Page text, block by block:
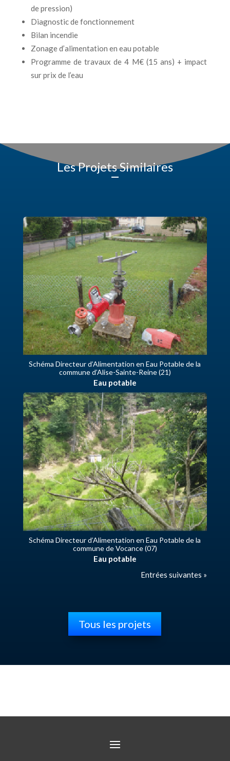
de pression)
Diagnostic de fonctionnement
Bilan incendie
Zonage d’alimentation en eau potable
Programme de travaux de 4 M€ (15 ans) + impact
sur prix de l’eau
Les Projets Similaires
Schéma Directeur d’Alimentation en Eau Potable de la
commune d’Alise-Sainte-Reine (21)
Eau potable
Schéma Directeur d’Alimentation en Eau Potable de la
commune de Vocance (07)
Eau potable
Entrées suivantes »
Tous les projets